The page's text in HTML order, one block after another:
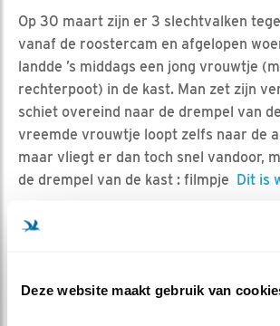
Deze website maakt gebruik van
Op 30 maart zijn er 3 slechtvalken
vanaf de roostercam en afgelopen
landde ’s middags een jong vrouwtje
rechterpoot) in de kast. Man zet zijn
schiet overeind naar de drempel van
vreemde vrouwtje loopt zelfs naar de
maar vliegt er dan toch snel vandoor,
de drempel van de kast : filmpje
Dit is
de kast. De vreemden lijken niet echt
Een zeer pootje?